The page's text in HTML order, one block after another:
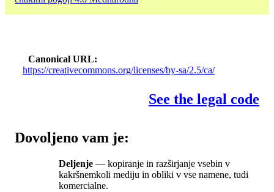
Canonical URL
https://creativecommons.org/licenses/by-sa/2.5/ca/
See the legal code
Dovoljeno vam je:
Deljenje — kopiranje in razširjanje vsebin v
kakršnemkoli mediju in obliki v vse namene, tudi
komercialne.